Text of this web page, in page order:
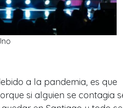
a la pandemia, es que
si alguien se contagia